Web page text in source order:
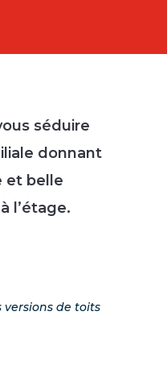
séduire
donnant
et belle
l’étage.
versions de toits